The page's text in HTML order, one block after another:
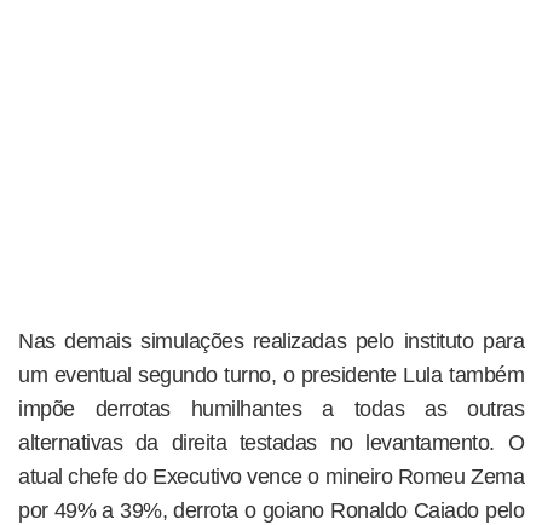
Nas demais simulações realizadas pelo instituto para
um eventual segundo turno, o presidente Lula também
impõe derrotas humilhantes a todas as outras
alternativas da direita testadas no levantamento. O
atual chefe do Executivo vence o mineiro Romeu Zema
por 49% a 39%, derrota o goiano Ronaldo Caiado pelo